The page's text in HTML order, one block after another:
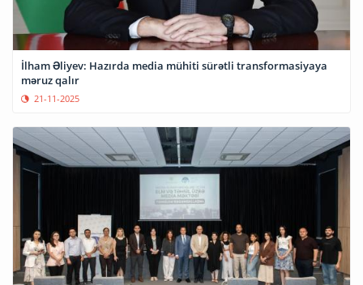
İlham Əliyev: Hazırda media mühiti sürətli transformasiyaya
məruz qalır
21-11-2025